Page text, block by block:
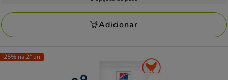
avaliações
156.78€
Adicionar
-25% na 2ª un.